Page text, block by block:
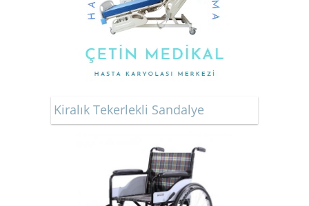
Kiralık Tekerlekli Sandalye